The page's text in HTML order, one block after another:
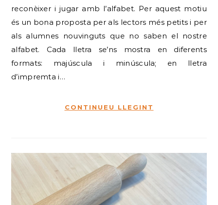
reconèixer i jugar amb l’alfabet. Per aquest motiu
és un bona proposta per als lectors més petits i per
als alumnes nouvinguts que no saben el nostre
alfabet. Cada lletra se’ns mostra en diferents
formats: majúscula i minúscula; en lletra
d’impremta i…
CONTINUEU LLEGINT